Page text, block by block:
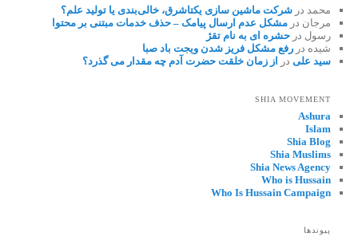
محمد درشرکت ماشین سازی یکتاشرق، خالی‌بندی یا تولید علم؟
مرجان درمشکل عدم ارسال پیامک – حذف خدمات مبتنی بر محتوا
رسول درحشره ای به نام تقژ
شیده دررفع مشکل فریز شدن ویجت باد صبا
سید علی در از زمان خلقت حضرت آدم چه مقدار می گذرد؟
SHIA MOVEMENT
Ashura
Islam
Shia Blog
Shia Muslims
Shia News Agency
Who is Hussain
Who Is Hussain Campaign
پیوندها